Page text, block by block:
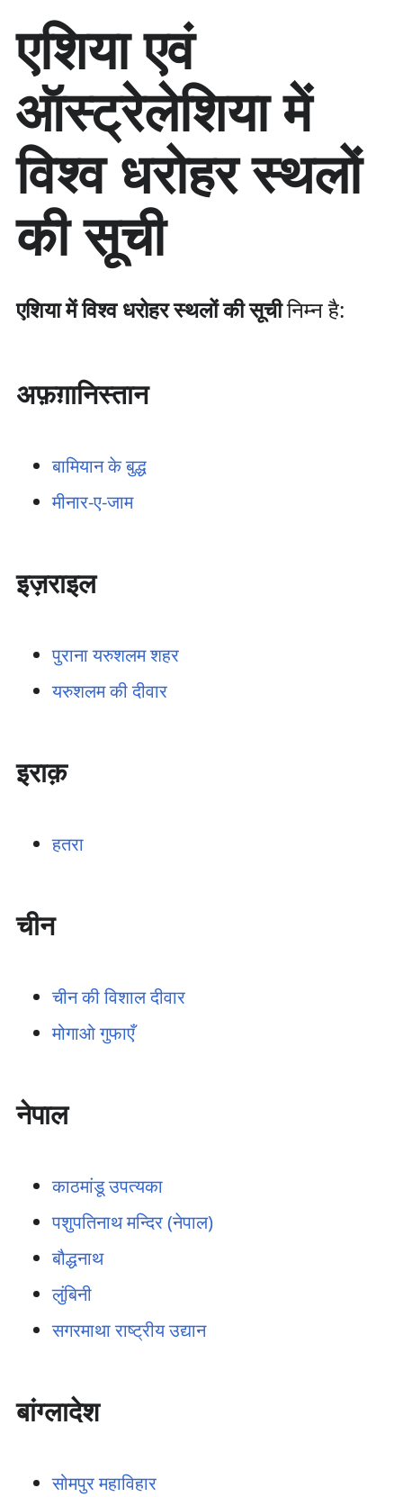
म
ग्री
जा
एँ
एशिया एवं
ऑस्ट्रेलेशिया में
विश्व धरोहर स्थलों
की सूची
एशिया में विश्व धरोहर स्थलों की सूचीनिम्न है:
अफ़ग़ानिस्तान
बामियान के बुद्ध
मीनार-ए-जाम
इज़राइल
पुराना यरुशलम शहर
यरुशलम की दीवार
इराक़
हतरा
चीन
चीन की विशाल दीवार
मोगाओ गुफाएँ
नेपाल
काठमांडू उपत्यका
पशुपतिनाथ मन्दिर (नेपाल)
बौद्धनाथ
लुंबिनी
सगरमाथा राष्ट्रीय उद्यान
बांग्लादेश
सोमपुर महाविहार